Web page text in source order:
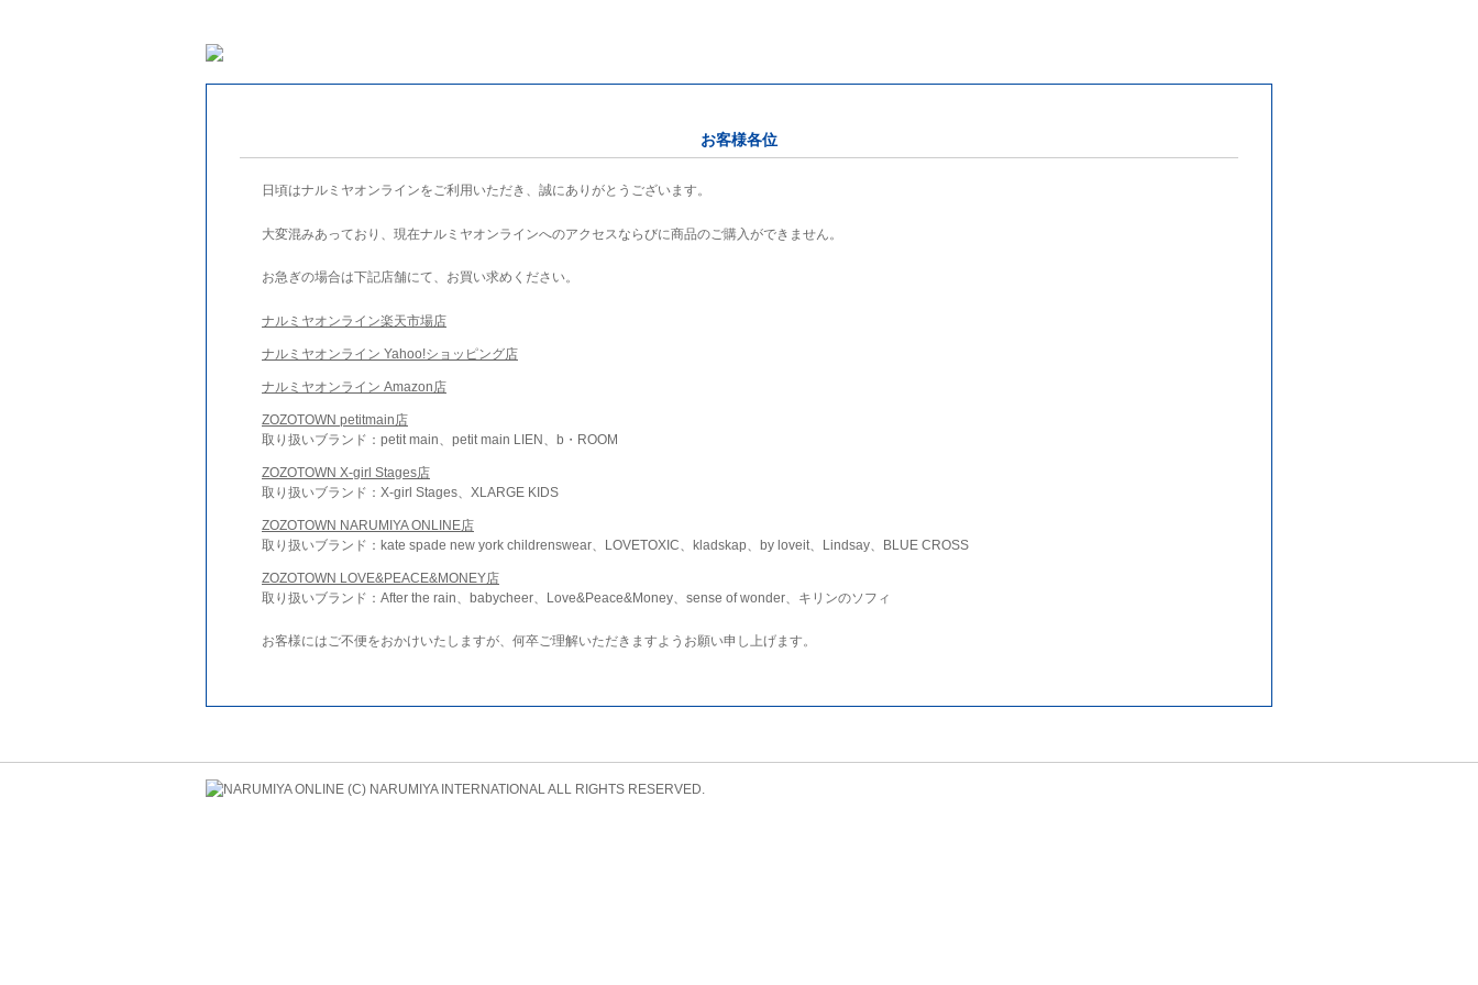
お客様各位
日頃はナルミヤオンラインをご利用いただき、誠にありがとうございます。
大変混みあっており、現在ナルミヤオンラインへのアクセスならびに商品のご購入ができません。
お急ぎの場合は下記店舗にて、お買い求めください。
ナルミヤオンライン楽天市場店
ナルミヤオンライン Yahoo!ショッピング店
ナルミヤオンライン Amazon店
ZOZOTOWN petitmain店
取り扱いブランド：petit main、petit main LIEN、b・ROOM
ZOZOTOWN X-girl Stages店
取り扱いブランド：X-girl Stages、XLARGE KIDS
ZOZOTOWN NARUMIYA ONLINE店
取り扱いブランド：kate spade new york childrenswear、LOVETOXIC、kladskap、by loveit、Lindsay、BLUE CROSS
ZOZOTOWN LOVE&PEACE&MONEY店
取り扱いブランド：After the rain、babycheer、Love&Peace&Money、sense of wonder、キリンのソフィ
お客様にはご不便をおかけいたしますが、何卒ご理解いただきますようお願い申し上げます。